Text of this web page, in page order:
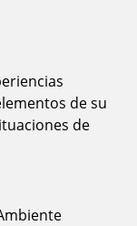
de su
de